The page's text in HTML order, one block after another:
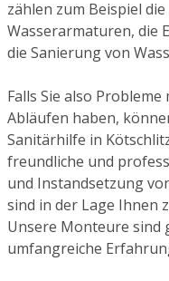
zählen zum Beispiel
Wasserarmaturen, die
die Sanierung von
Falls Sie also
Abläufen haben,
Sanitärhilfe in
freundliche und
und Instandsetzung
sind in der Lage Ihnen
Unsere Monteure sind
umfangreiche